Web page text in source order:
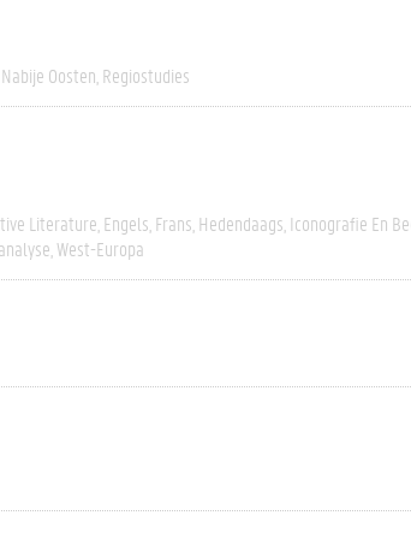
Nabije Oosten Regiostudies
Literature Engels Frans Hedendaags Iconografie En
West-Europa